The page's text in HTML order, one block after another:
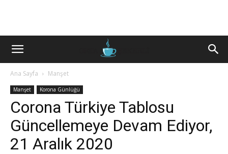
Ana Sayfa Manşet
Manşet Korona Günlüğü
Corona Türkiye Tablosu
Güncellemeye Devam Ediyor,
21 Aralık 2020